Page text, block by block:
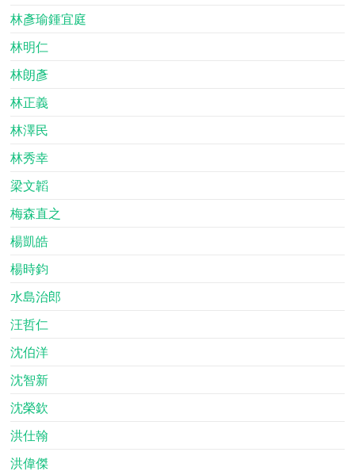
林彥瑜鍾宜庭
林明仁
林朗彥
林正義
林澤民
林秀幸
梁文韜
梅森直之
楊凱皓
楊時鈞
水島治郎
汪哲仁
沈伯洋
沈智新
沈榮欽
洪仕翰
洪偉傑